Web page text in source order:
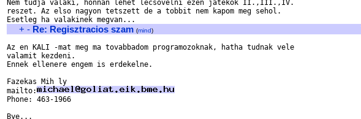
Nem tudja valaki, honnan lehet lecsovelni ezen jatekok II.,III.,IV.
reszet. Az elso nagyon tetszett de a tobbit nem kapom meg sehol.
+ - Re: Regisztracios szam (mind)
Az en KALI -mat meg ma tovabbadom programozoknak, hatha tudnak vele
valamit kezdeni.
Ennek ellenere engem is erdekelne.
Fazekas Mih ly
mailto:
Phone: 463-1966